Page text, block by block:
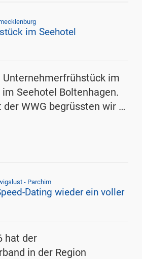
im Seehotel
Unternehmerfrühstück im
Seehotel Boltenhagen.
WWG begrüssten wir …
- Parchim
Dating wieder ein voller
hat der
in der Region